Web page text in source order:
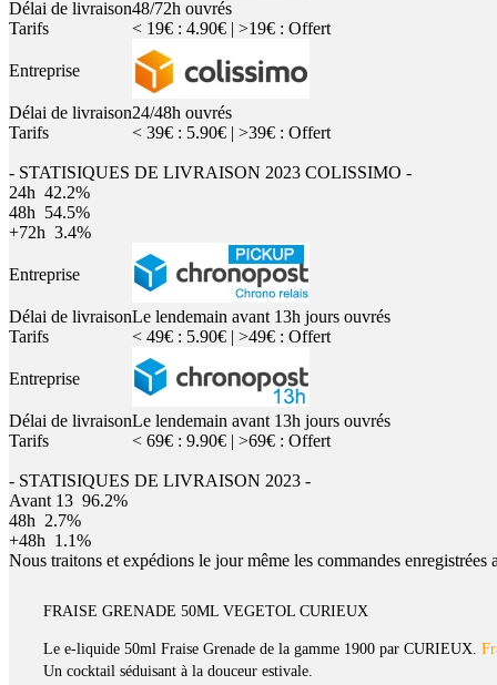
Délai de livraison48/72h ouvrés
Tarifs
< 19€ : 4.90€ | >19€ : Offert
Entreprise
Délai de livraison24/48h ouvrés
Tarifs
< 39€ : 5.90€ | >39€ : Offert
- STATISIQUES DE LIVRAISON 2023 COLISSIMO -
24h 42.2%
48h 54.5%
+72h 3.4%
Entreprise
Délai de livraisonLe lendemain avant 13h jours ouvrés
Tarifs
< 49€ : 5.90€ | >49€ : Offert
Entreprise
Délai de livraisonLe lendemain avant 13h jours ouvrés
Tarifs
< 69€ : 9.90€ | >69€ : Offert
- STATISIQUES DE LIVRAISON 2023 -
Avant 13 96.2%
48h 2.7%
+48h 1.1%
Nous traitons et expédions le jour même les commandes
FRAISE GRENADE 50ML VEGETOL CURIEUX
Le e-liquide 50ml Fraise Grenade de la gamme 1900 par CURIEUX.
Un cocktail séduisant à la douceur estivale.